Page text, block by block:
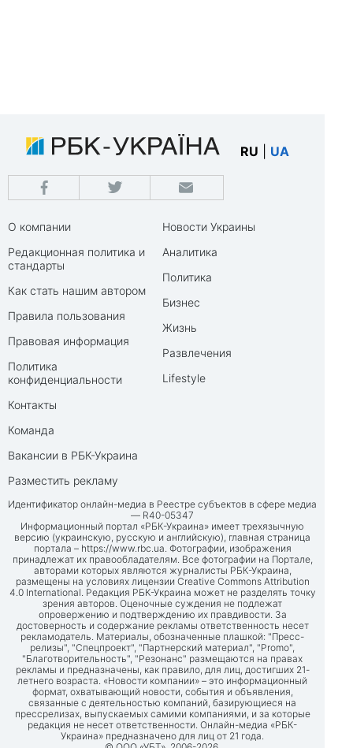
RU UA
О компании
Редакционная политика и
стандарты
Как стать нашим автором
Правила пользования
Правовая информация
Политика
конфиденциальности
Контакты
Команда
Вакансии в РБК-Украина
Разместить рекламу
Новости Украины
Аналитика
Политика
Бизнес
Жизнь
Развлечения
Lifestyle
Идентификатор онлайн-медиа в Реестре субъектов в сфере медиа
— R40-05347
Информационный портал «РБК-Украина» имеет трехязычную
версию (украинскую, русскую и английскую), главная страница
портала – https://www.rbc.ua . Фотографии, изображения
принадлежат их правообладателям. Все фотографии на Портале,
авторами которых являются журналисты РБК-Украина,
размещены на условиях лицензии Creative Commons Attribution
4.0 International. Редакция РБК-Украина может не разделять точку
зрения авторов. Оценочные суждения не подлежат
опровержению и подтверждению их правдивости. За
достоверность и содержание рекламы ответственность несет
рекламодатель. Материалы, обозначенные плашкой: "Пресс-
релизы", "Спецпроект", "Партнерский материал", "Promo",
"Благотворительность", "Резонанс" размещаются на правах
рекламы и предназначены, как правило, для лиц, достигших 21-
летнего возраста. «Новости компании» – это информационный
формат, охватывающий новости, события и объявления,
связанные с деятельностью компаний, базирующиеся на
прессрелизах, выпускаемых самими компаниями, и за которые
редакция не несет ответственности. Онлайн-медиа «РБК-
Украина» предназначено для лиц от 21 года.